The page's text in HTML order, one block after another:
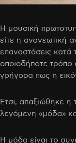
Η μουσική
είτε η ανανεωτική
επαναστάσεις κατά
οποιοδήποτε τρόπο
γρήγορα πως η
Έτσι, απαξιώθηκε
λεγόμενη «μόδα»
Η μόδα είναι το